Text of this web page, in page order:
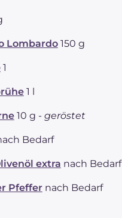
Lombardo 150 g
1
1 l
10 g - geröstet
Bedarf
extra nach Bedarf
Pfeffer nach Bedarf